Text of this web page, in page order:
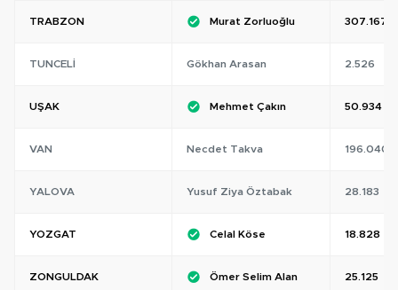
TRABZON Murat Zorluoğlu 307.167
TUNCELI Gökhan Arasan 2.526
UŞAK Mehmet Çakın 50.934
VAN Necdet Takva 196.040
YALOVA Yusuf Ziya Öztabak 28.183
YOZGAT Celal Köse 18.828
ZONGULDAK Ömer Selim Alan 25.125